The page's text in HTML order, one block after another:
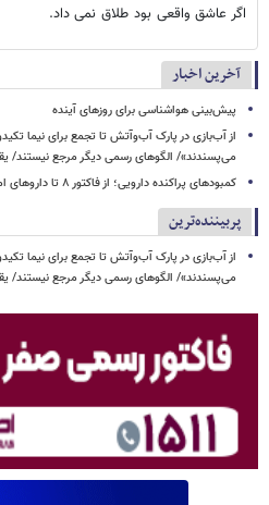
اگر عاشق واقعی بود طلاق نمی داد.
آخرین اخبار
پیش‌بینی هواشناسی برای روزهای آینده
از آب‌بازی در پارک آب‌وآتش تا تجمع برای نیما
می‌پسندند»/ الگوهای رسمی دیگر مرجع نیستند/
کمبودهای پراکنده دارویی؛ از فاکتور ۸ تا داروهای ام‌اس و دیابت/ چندماه ذخیره دارویی داریم؟
پربیننده‌ترین
از آب‌بازی در پارک آب‌وآتش تا تجمع برای نیما
می‌پسندند»/ الگوهای رسمی دیگر مرجع نیستند/